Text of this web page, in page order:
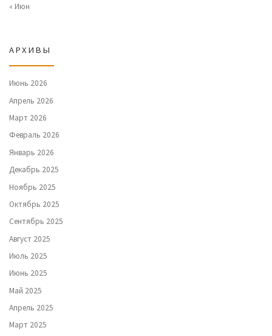
« Июн
АРХИВЫ
Июнь 2026
Апрель 2026
Март 2026
Февраль 2026
Январь 2026
Декабрь 2025
Ноябрь 2025
Октябрь 2025
Сентябрь 2025
Август 2025
Июль 2025
Июнь 2025
Май 2025
Апрель 2025
Март 2025